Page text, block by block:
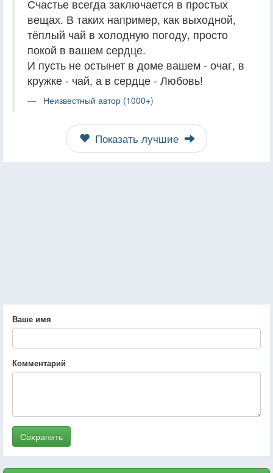
Счастье всегда заключается в простых
вещах. В таких например, как выходной,
тёплый чай в холодную погоду, просто
покой в вашем сердце.
И пусть не остынет в доме вашем - очаг, в
кружке - чай, а в сердце - Любовь!
Неизвестный автор (1000+)
Показать лучшие
Ваше имя
Комментарий
Сохранить